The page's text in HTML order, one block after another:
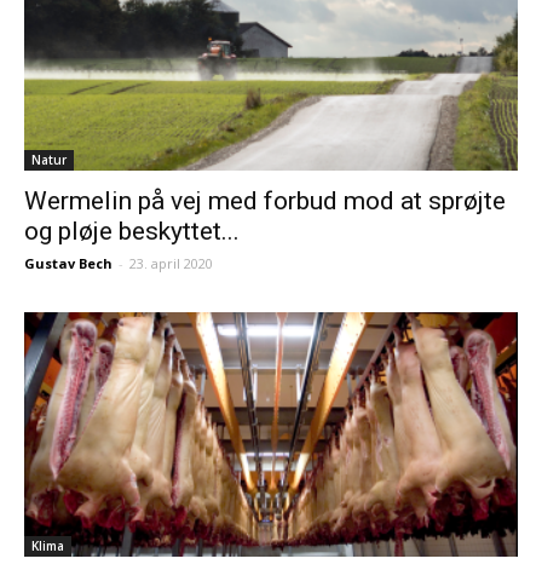
Natur
Wermelin på vej med forbud mod at sprøjte
og pløje beskyttet...
Gustav Bech - 23. april 2020
Klima